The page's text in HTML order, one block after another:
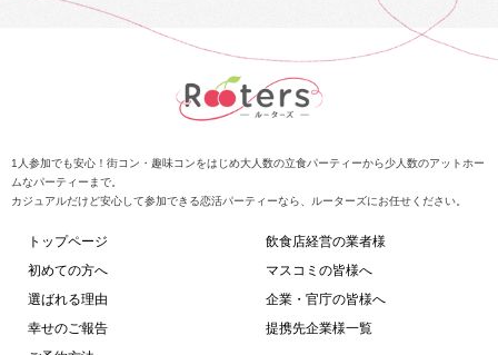
1人参加でも安心！街コン・趣味コンをはじめ大人数の立食パーティーから少人数のアットホー
ムなパーティーまで。
カジュアルだけど安心して参加できる恋活パーティーなら、ルーターズにお任せください。
トップページ
初めての方へ
選ばれる理由
幸せのご報告
飲食店経営の業者様
マスコミの皆様へ
企業・官庁の皆様へ
提携先企業様一覧